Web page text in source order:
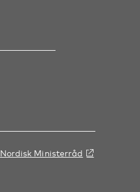
Nordisk Ministerråd